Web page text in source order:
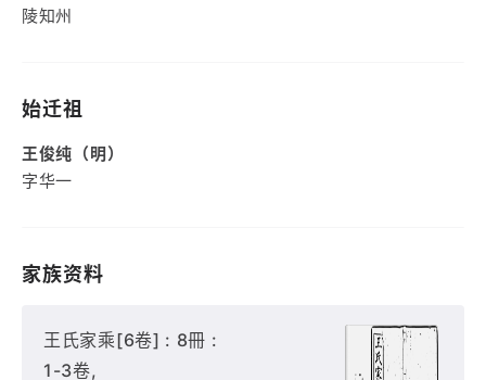
陵知州
始迁祖
王俊纯（明）
字华一
家族资料
王氏家乘[6卷] : 8冊 :
1-3卷,